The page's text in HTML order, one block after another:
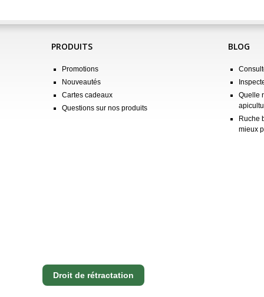
PRODUITS
Promotions
Nouveautés
Cartes cadeaux
Questions sur nos produits
BLOG
Quelle
Ruche
mieux
Droit de rétractation